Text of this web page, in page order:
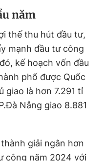
năm
thế thu hút đầu tư,
mạnh đầu tư công
kế hoạch vốn đầu
phố được Quốc
giao là hơn 7.291 tỉ
Nẵng giao 8.881
giải ngân hơn
công năm 2024 với